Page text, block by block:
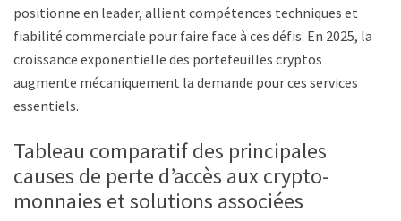
positionne en leader, allient compétences techniques et
fiabilité commerciale pour faire face à ces défis. En 2025, la
croissance exponentielle des portefeuilles cryptos
augmente mécaniquement la demande pour ces services
essentiels.
Tableau comparatif des principales
causes de perte d’accès aux crypto-
monnaies et solutions associées